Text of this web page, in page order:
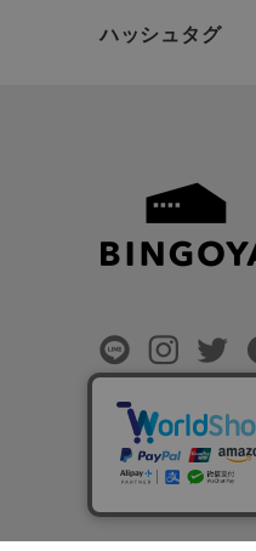
©BINGOYA